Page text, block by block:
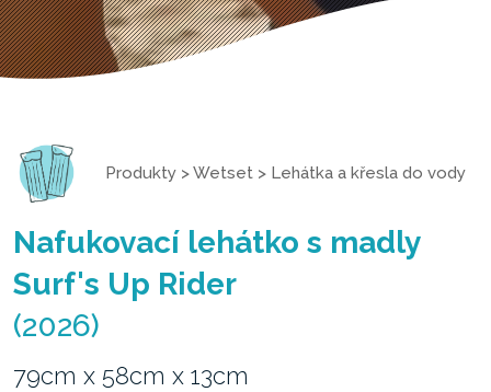
Produkty >Wetset > Lehátka a křesla do vody
Nafukovací lehátko s madly
Surf's Up Rider
(2026)
79cm x 58cm x 13cm